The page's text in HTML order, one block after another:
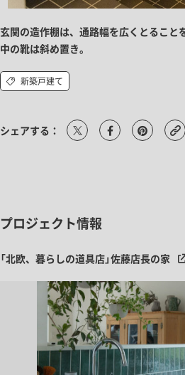
玄関の造作棚は、通路幅を広くとること
中の靴は斜め置き。
新築戸建て
シェアする：
プロジェクト情報
「北欧、暮らしの道具店」佐藤店長の家